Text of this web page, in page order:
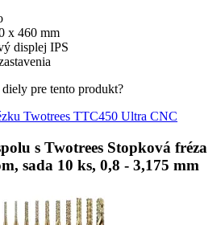
x 460 mm
displej IPS
pre tento produkt?
Twotrees TTC450 Ultra CNC
s Twotrees Stopková fréza
sada 10 ks, 0,8 - 3,175 mm